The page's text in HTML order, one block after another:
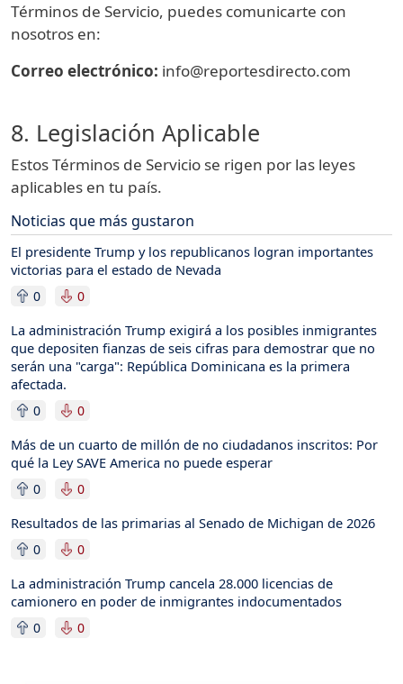
Términos de Servicio, puedes comunicarte con
nosotros en:
Correo electrónico: info@reportesdirecto.com
8. Legislación Aplicable
Estos Términos de Servicio se rigen por las leyes
aplicables en tu país.
Noticias que más gustaron
El presidente Trump y los republicanos logran importantes
victorias para el estado de Nevada
0 0
La administración Trump exigirá a los posibles inmigrantes
que depositen fianzas de seis cifras para demostrar que no
serán una "carga": República Dominicana es la primera
afectada.
0 0
Más de un cuarto de millón de no ciudadanos inscritos: Por
qué la Ley SAVE America no puede esperar
0 0
Resultados de las primarias al Senado de Michigan de 2026
0 0
La administración Trump cancela 28.000 licencias de
camionero en poder de inmigrantes indocumentados
0 0